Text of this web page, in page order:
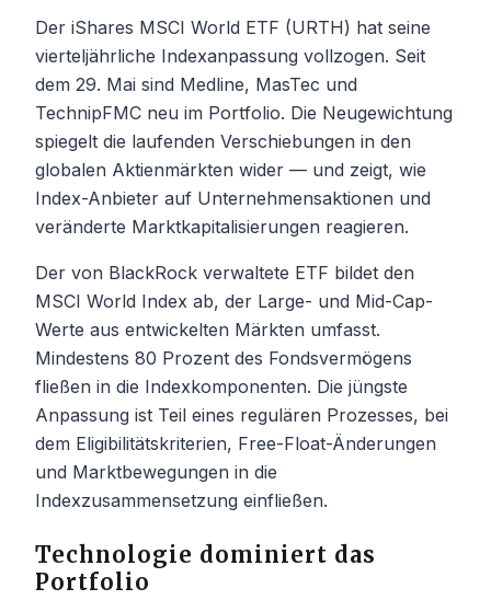
Der iShares MSCI World ETF (URTH) hat seine
vierteljährliche Indexanpassung vollzogen. Seit
dem 29. Mai sind Medline, MasTec und
TechnipFMC neu im Portfolio. Die Neugewichtung
spiegelt die laufenden Verschiebungen in den
globalen Aktienmärkten wider — und zeigt, wie
Index-Anbieter auf Unternehmensaktionen und
veränderte Marktkapitalisierungen reagieren.
Der von BlackRock verwaltete ETF bildet den
MSCI World Index ab, der Large- und Mid-Cap-
Werte aus entwickelten Märkten umfasst.
Mindestens 80 Prozent des Fondsvermögens
fließen in die Indexkomponenten. Die jüngste
Anpassung ist Teil eines regulären Prozesses, bei
dem Eligibilitätskriterien, Free-Float-Änderungen
und Marktbewegungen in die
Indexzusammensetzung einfließen.
Technologie dominiert das
Portfolio